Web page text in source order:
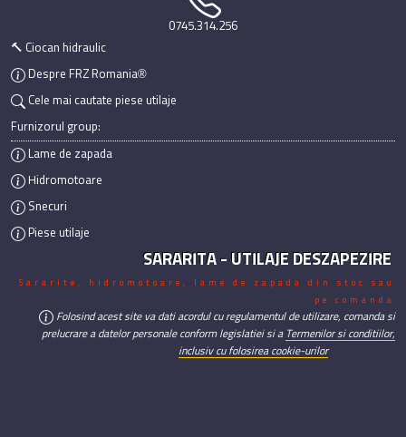
0745.314.256
🔨 Ciocan hidraulic
Despre FRZ Romania®
Cele mai cautate piese utilaje
Furnizorul group:
Lame de zapada
Hidromotoare
Snecuri
Piese utilaje
SARARITA - UTILAJE DESZAPEZIRE
Sararite, hidromotoare, lame de zapada din stoc sau
pe comanda
Folosind acest site va dati acordul cu regulamentul de utilizare, comanda si
prelucrare a datelor personale conform legislatiei si a Termenilor si conditiilor,
inclusiv cu folosirea cookie-urilor